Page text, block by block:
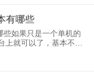
有哪些
如果只是一个单机的
就可以了，基本不需
，基础运营，必须有
以及更新app开发小